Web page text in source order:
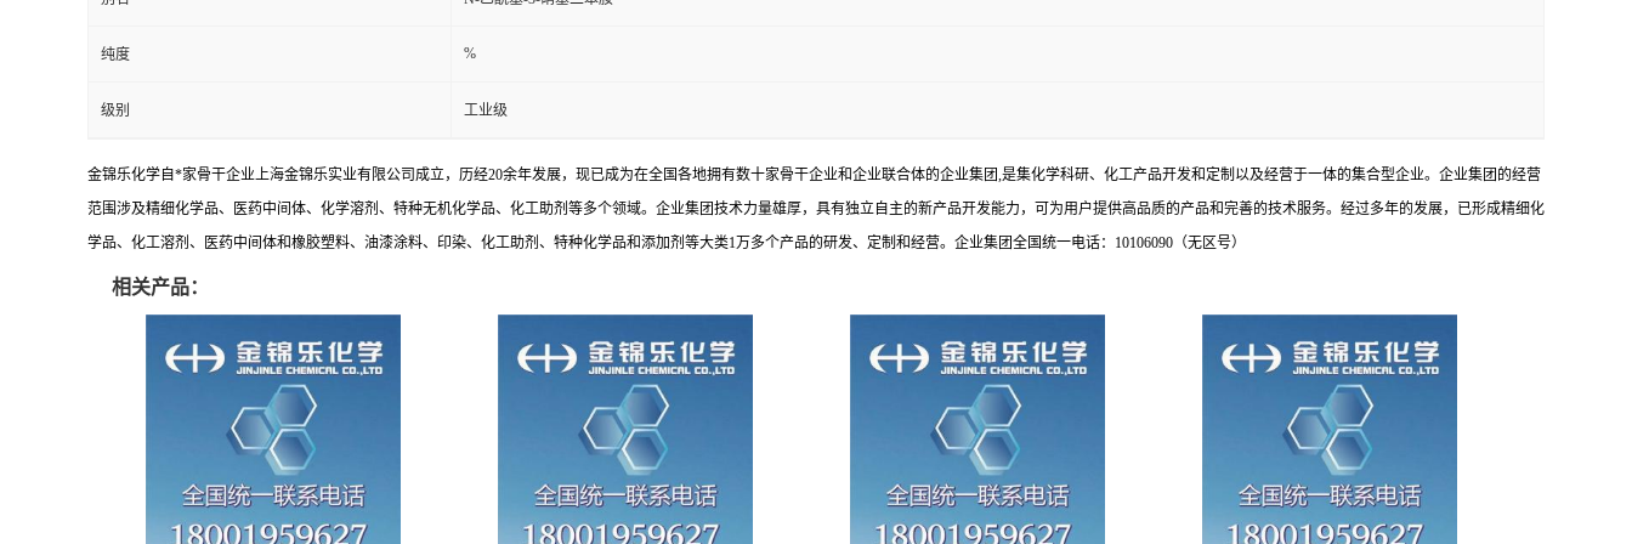
纯度 %
级别 工业级
金锦乐化学自*家骨干企业上海金锦乐实业有限公司成立，历经20余年发展，现已成为在全国各地拥有数十家骨干企业和企业联合体的企业集团,是集化学科研、化工产品开发和定制以及经营于一体的集合型企业。企业集团的经营
范围涉及精细化学品、医药中间体、化学溶剂、特种无机化学品、化工助剂等多个领域。企业集团技术力量雄厚，具有独立自主的新产品开发能力，可为用户提供高品质的产品和完善的技术服务。经过多年的发展，已形成精细化
学品、化工溶剂、医药中间体和橡胶塑料、油漆涂料、印染、化工助剂、特种化学品和添加剂等大类1万多个产品的研发、定制和经营。企业集团全国统一电话：10106090（无区号）
相关产品：